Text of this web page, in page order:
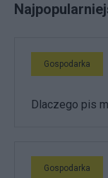
Gospodarka
Dlaczego pis
Gospodarka